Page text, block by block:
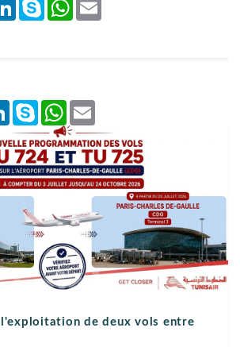
LinkedInSkype WhatsApp
de deux vols entre